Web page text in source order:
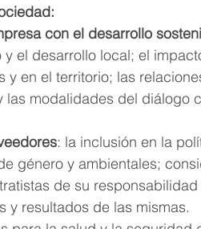
con el desarrollo
el desarrollo local; el
y en el territorio; las
las modalidades del diálogo
: la inclusión en la
género y ambientales;
de su
y resultados de las mismas.